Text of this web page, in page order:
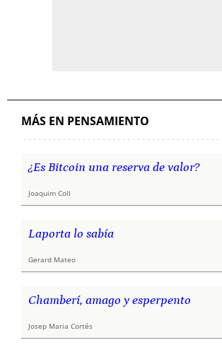
MÁS EN PENSAMIENTO
¿Es Bitcoin una reserva de valor?
Joaquim Coll
Laporta lo sabía
Gerard Mateo
Chamberí, amago y esperpento
Josep Maria Cortés